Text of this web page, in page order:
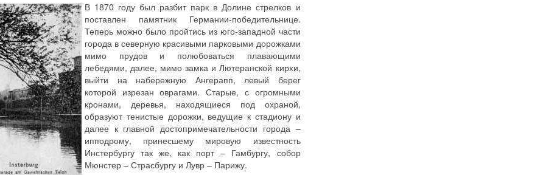
В 1870 году был разбит парк в Долине стрелков и
поставлен памятник Германии-победительнице.
Теперь можно было пройтись из юго-западной части
города в северную красивыми парковыми дорожками
мимо прудов и полюбоваться плавающими
лебедями, далее, мимо замка и Лютеранской кирхи,
выйти на набережную Ангерапп, левый берег
которой изрезан оврагами. Старые, с огромными
кронами, деревья, находящиеся под охраной,
образуют тенистые дорожки, ведущие к стадиону и
далее к главной достопримечательности города –
ипподрому, принесшему мировую известность
Инстербургу так же, как порт – Гамбургу, собор
Мюнстер – Страсбургу и Лувр – Парижу.